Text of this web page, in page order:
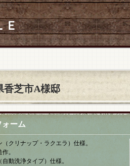
Ｅ
香芝市A様邸
ォーム
クリナップ・ラクエラ）仕様。
。
動洗浄タイプ）仕様。